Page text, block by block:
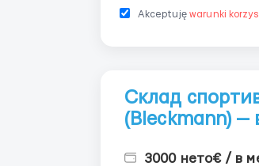
Akceptujęwarunki
Склад
(Bleckmann) —
3000 нето€ / в